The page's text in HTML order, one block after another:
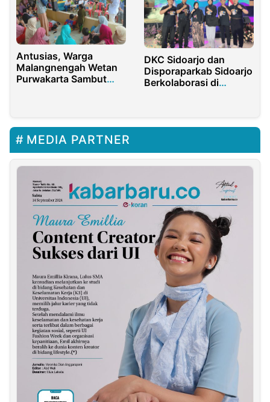
Antusias, Warga
Malangnengah Wetan
Purwakarta Sambut
DKC Sidoarjo dan
Disporaparkab Sidoarjo
Berkolaborasi di
MEDIA PARTNER